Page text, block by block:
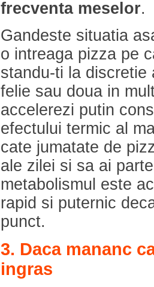
frecventa meselor.
Gandeste situatia
o intreaga pizza pe
standu-ti la discretie
felie sau doua in
accelerezi putin
efectului termic al
cate jumatate de
ale zilei si sa ai
metabolismul este
rapid si puternic
punct.
3. Daca mananc
ingras